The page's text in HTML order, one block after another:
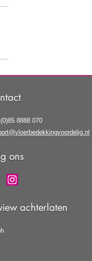
8888 070
ons
achterlaten